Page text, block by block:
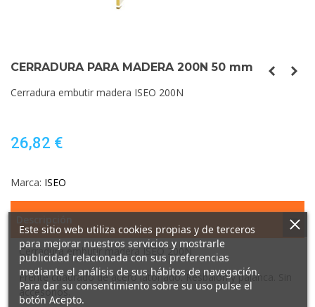
CERRADURA PARA MADERA 200N 50 mm
Cerradura embutir madera ISEO 200N
26,82 €
Marca: ISEO
Cerradura embutir madera ISEO 200N
Frente cuadrado de acero latonado. Resbalón y palanca. Sin
accesorios.
Este sitio web utiliza cookies propias y de terceros
para mejorar nuestros servicios y mostrarle
publicidad relacionada con sus preferencias
mediante el análisis de sus hábitos de navegación.
Para dar su consentimiento sobre su uso pulse el
botón Acepto.